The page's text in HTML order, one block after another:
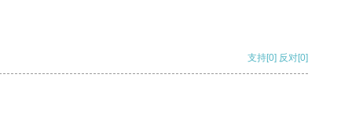
支持[0] 反对[0]